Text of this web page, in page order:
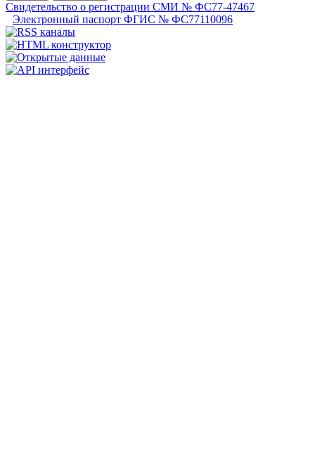
Свидетельство о регистрации СМИ № ФС77-47467
Электронный паспорт ФГИС № ФС77110096